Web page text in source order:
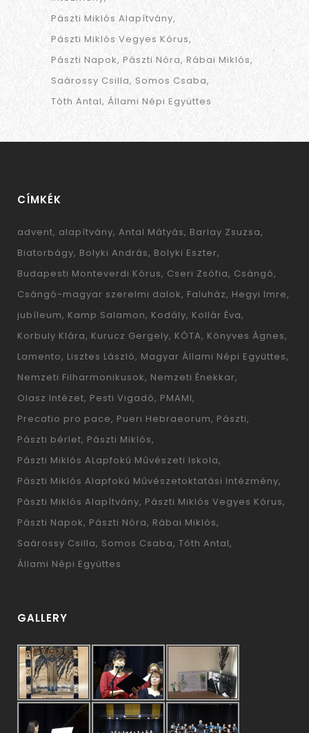
Pászti Miklós Alapítvány
Pászti Miklós Vegyes Kórus
Pászti Napok Pászti Nóra Rábai Miklós
Saárossy Csilla Somos Csaba
Tóth Antal Állami Népi Együttes
CÍMKÉK
advent alapítvány Antal Mátyás Barlay Zsuzsa
Biatorbágy Bolyki András Bolyki Eszter
Budapesti Monteverdi Kórus Cseri Zsófia Csángó
Csángó-magyar szerelmi dalok Faluház Hegyi Imre
jubíleum Kamp Salamon Kodály Kollár Éva
Korbuly Klára Kurucz Gergely KÓTA Könyves Ágnes
Lamento Lisztes László Magyar Állami Népi Együttes
Nemzeti Filharmonikusok Nemzeti Énekkar
Olasz Intézet Pesti Vigadó PMAMI
Precatio pro pace Pueri Hebraeorum Pászti
Pászti bérlet Pászti Miklós
Pászti Miklós ALapfokú Művészeti Iskola
Pászti Miklós Alapfokú Művészetoktatási Intézmény
Pászti Miklós Alapítvány Pászti Miklós Vegyes Kórus
Pászti Napok Pászti Nóra Rábai Miklós
Saárossy Csilla Somos Csaba Tóth Antal
Állami Népi Együttes
GALLERY